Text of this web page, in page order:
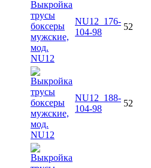
NU12_176-
104-98
52
NU12_188-
104-98
52